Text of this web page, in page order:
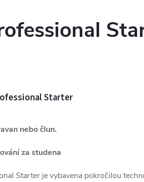
Starter
nebo člun.
za studena
Starter je vybavena pokročilou